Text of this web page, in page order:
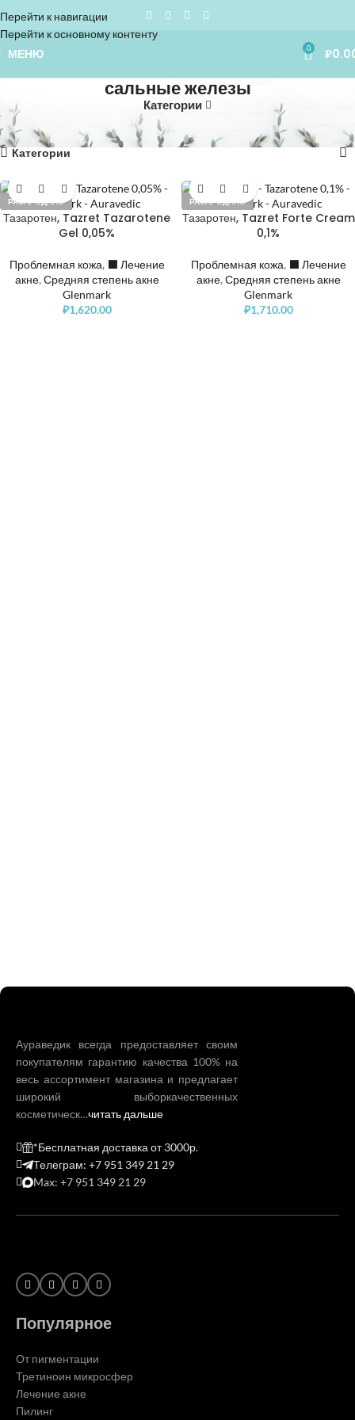
Перейти к навигации
Перейти к основному контенту
МЕНЮ 0 ₽
сальные железы
Категории
Home Показаны все (2)
Категории
РАСПРОДАНО
Тазаротен, Tazret Tazarotene
Gel 0,05%
Проблемная кожа, ⬛️ Лечение
акне, Средняя степень акне
Glenmark
₽1,620.00
РАСПРОДАНО
Тазаротен, Tazret Forte Cream
0,1%
Проблемная кожа, ⬛️ Лечение
акне, Средняя степень акне
Glenmark
₽1,710.00
Аураведик всегда предоставляет своим
покупателям гарантию качества 100% на
весь ассортимент магазина и предлагает
широкий выборкачественных
косметическ…читать дальше
*Бесплатная доставка от 3000р.
Телеграм: +7 951 349 21 29
Max: +7 951 349 21 29
Популярное
От пигментации
Третиноин микросфер
Лечение акне
Пилинг